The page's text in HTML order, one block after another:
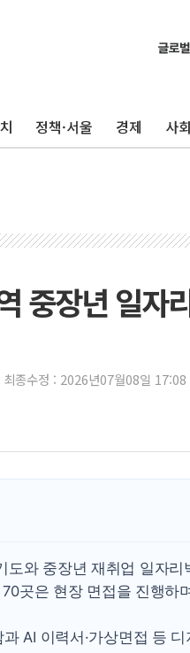
정책·서울 경제 사회
중장년 일자
최종수정 : 2026년07월08일 17:08
도와 중장년 재취업 일자
곳은 현장 면접을 진행하
AI 이력서·가상면접 등